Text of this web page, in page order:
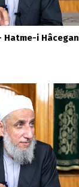
Hatme-i Hâcegan